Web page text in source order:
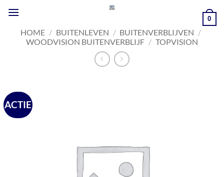
naar
inhoud
0
HOME / BUITENLEVEN / BUITENVERBLIJVEN /
WOODVISION BUITENVERBLIJF / TOPVISION
ACTIE